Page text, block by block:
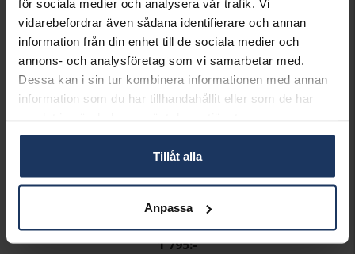
för sociala medier och analysera vår trafik. Vi
vidarebefordrar även sådana identifierare och annan
information från din enhet till de sociala medier och
annons- och analysföretag som vi samarbetar med.
Dessa kan i sin tur kombinera informationen med annan
information som du har tillhandahållit eller som de har
Tillåt alla
Anpassa
Hängsmycke i 18K guld
1 795:-